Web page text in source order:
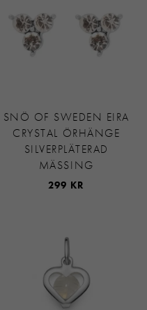
SNÖ OF SWEDEN EIRA
CRYSTAL ÖRHÄNGE
SILVERPLÄTERAD
MÄSSING
299 KR